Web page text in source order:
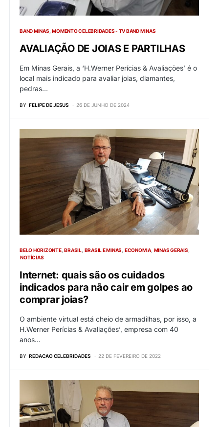
BAND MINAS MOMENTO CELEBRIDADES - TV BAND MINAS
AVALIAÇÃO DE JOIAS E PARTILHAS
Em Minas Gerais, a ‘H.Werner Perícias & Avaliações’ é o
local mais indicado para avaliar joias, diamantes,
pedras…
BY FELIPE DE JESUS 26 DE JUNHO DE 2024
BELO HORIZONTE BRASIL BRASIL E MINAS ECONOMIA MINAS GERAIS
NOTÍCIAS
Internet: quais são os cuidados
indicados para não cair em golpes ao
comprar joias?
O ambiente virtual está cheio de armadilhas, por isso, a
H.Werner Perícias & Avaliações’, empresa com 40
anos…
BY REDACAO CELEBRIDADES 22 DE FEVEREIRO DE 2022